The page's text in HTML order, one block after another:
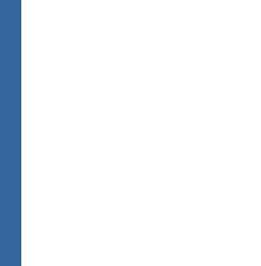
a New New Clinica
Valor, Clinica de
e Compulsória com a